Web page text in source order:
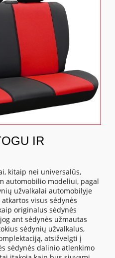
IR
kitaip nei universalūs,
automobilio modeliui, pagal
užvalkalai automobilyje
visus sėdynės
originalus sėdynės
ant sėdynės užmautas
sėdynių užvalkalus,
atsižvelgti į
sėdynės dalinio atlenkimo